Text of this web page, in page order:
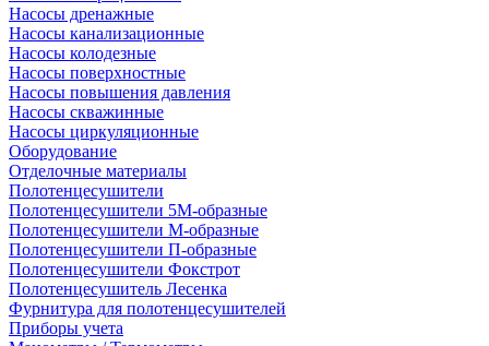
Насосы дренажные
Насосы канализационные
Насосы колодезные
Насосы поверхностные
Насосы повышения давления
Насосы скважинные
Насосы циркуляционные
Оборудование
Отделочные материалы
Полотенцесушители
Полотенцесушители 5М-образные
Полотенцесушители М-образные
Полотенцесушители П-образные
Полотенцесушители Фокстрот
Полотенцесушитель Лесенка
Фурнитура для полотенцесушителей
Приборы учета